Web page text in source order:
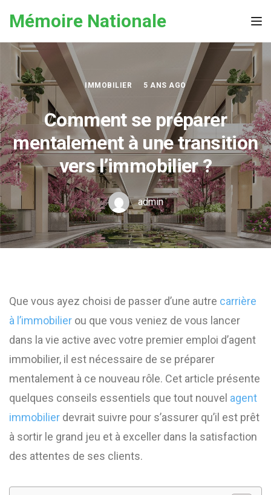
Mémoire Nationale
IMMOBILIER 5 ANS AGO
Comment se préparer
mentalement à une transition
vers l’immobilier ?
admin
Que vous ayez choisi de passer d’une autre carrière
à l’immobilier ou que vous veniez de vous lancer
dans la vie active avec votre premier emploi d’agent
immobilier, il est nécessaire de se préparer
mentalement à ce nouveau rôle. Cet article présente
quelques conseils essentiels que tout nouvel agent
immobilier devrait suivre pour s’assurer qu’il est prêt
à sortir le grand jeu et à exceller dans la satisfaction
des attentes de ses clients.